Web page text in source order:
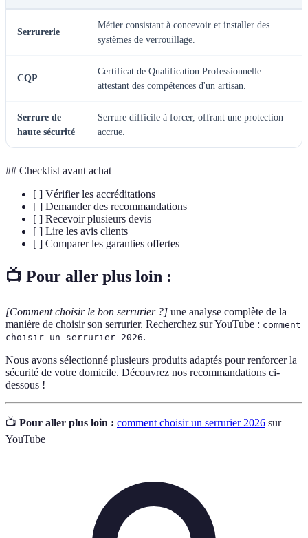
Serrurerie
Métier consistant à concevoir et installer des
systèmes de verrouillage.
CQP
Certificat de Qualification Professionnelle
attestant des compétences d'un artisan.
Serrure de
haute sécurité
Serrure difficile à forcer, offrant une protection
accrue.
## Checklist avant achat
[ ] Vérifier les accréditations
[ ] Demander des recommandations
[ ] Recevoir plusieurs devis
[ ] Lire les avis clients
[ ] Comparer les garanties offertes
📺 Pour aller plus loin :
[Comment choisir le bon serrurier ?] une analyse complète de la
manière de choisir son serrurier. Recherchez sur YouTube : comment
choisir un serrurier 2026.
Nous avons sélectionné plusieurs produits adaptés pour renforcer la
sécurité de votre domicile. Découvrez nos recommandations ci-
dessous !
📺 Pour aller plus loin : comment choisir un serrurier 2026 sur
YouTube